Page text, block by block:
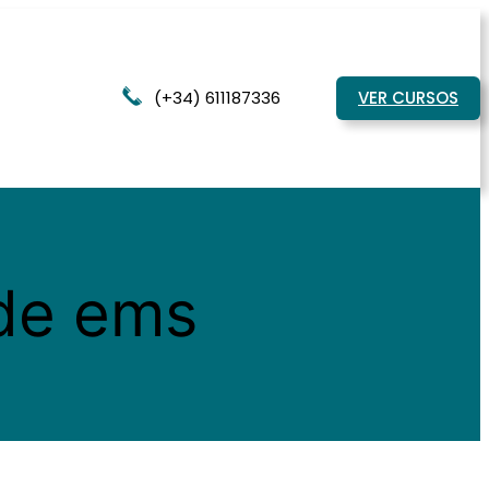
(+34) 611187336 VER CURSOS
ems